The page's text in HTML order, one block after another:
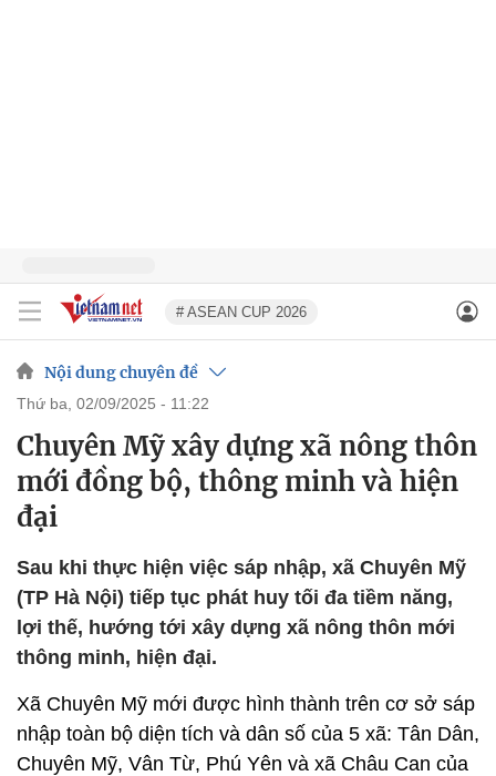
# ASEAN CUP 2026
Nội dung chuyên đề
thứ ba, 02/09/2025 - 11:22
Chuyên Mỹ xây dựng xã nông thôn
mới đồng bộ, thông minh và hiện
đại
Sau khi thực hiện việc sáp nhập, xã Chuyên Mỹ
(TP Hà Nội) tiếp tục phát huy tối đa tiềm năng,
lợi thế, hướng tới xây dựng xã nông thôn mới
thông minh, hiện đại.
Xã Chuyên Mỹ mới được hình thành trên cơ sở sáp
nhập toàn bộ diện tích và dân số của 5 xã: Tân Dân,
Chuyên Mỹ, Vân Từ, Phú Yên và xã Châu Can của